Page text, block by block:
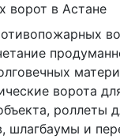
ворот в Астане
ворота
роллеты
шлагбаумы и